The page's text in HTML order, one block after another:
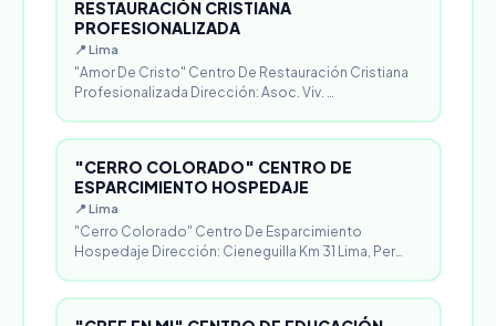
RESTAURACIÓN CRISTIANA
PROFESIONALIZADA
📍 Lima
"Amor De Cristo" Centro De Restauración Cristiana
Profesionalizada Dirección: Asoc. Viv. …
"CERRO COLORADO" CENTRO DE
ESPARCIMIENTO HOSPEDAJE
📍 Lima
"Cerro Colorado" Centro De Esparcimiento
Hospedaje Dirección: Cieneguilla Km 31 Lima, Per…